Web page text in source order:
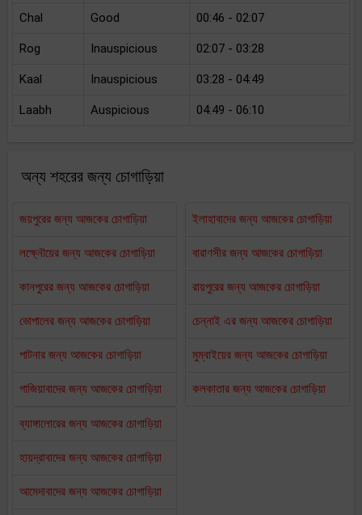
Chal Good 00:46 - 02:07
Rog Inauspicious 02:07 - 03:28
Kaal Inauspicious 03:28 - 04:49
Laabh Auspicious 04:49 - 06:10
অন্য শহরের জন্য চোগাড়িয়া
জয়পুরের জন্য আজকের চোগাড়িয়া
লক্ষ্নৌয়ের জন্য আজকের চোগাড়িয়া
কানপুরের জন্য আজকের চোগাড়িয়া
ভোপালের জন্য আজকের চোগাড়িয়া
পাটনার জন্য আজকের চোগাড়িয়া
গাজিয়াবাদের জন্য আজকের চোগাড়িয়া
ইলাহাবাদের জন্য আজকের চোগাড়িয়া
বারাণসীর জন্য আজকের চোগাড়িয়া
রায়পুরের জন্য আজকের চোগাড়িয়া
চেন্নাই এর জন্য আজকের চোগাড়িয়া
মুম্বাইয়ের জন্য আজকের চোগাড়িয়া
কলকাতার জন্য আজকের চোগাড়িয়া
ব্যাঙ্গালোরের জন্য আজকের চোগাড়িয়া
হায়দ্রাবাদের জন্য আজকের চোগাড়িয়া
আমেদাবাদের জন্য আজকের চোগাড়িয়া